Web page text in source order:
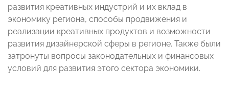
развития креативных индустрий и их вклад в
экономику региона, способы продвижения и
реализации креативных продуктов и возможности
развития дизайнерской сферы в регионе. Также были
затронуты вопросы законодательных и финансовых
условий для развития этого сектора экономики.